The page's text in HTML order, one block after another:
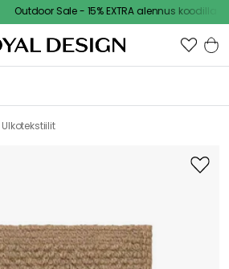
Outdoor Sale - 15% EXTRA alennus koodilla
Ulkotekstiilit